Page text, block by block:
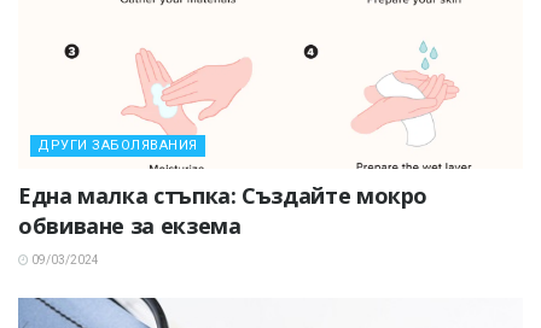
ДРУГИ ЗАБОЛЯВАНИЯ
Една малка стъпка: Създайте мокро
обвиване за екзема
09/03/2024